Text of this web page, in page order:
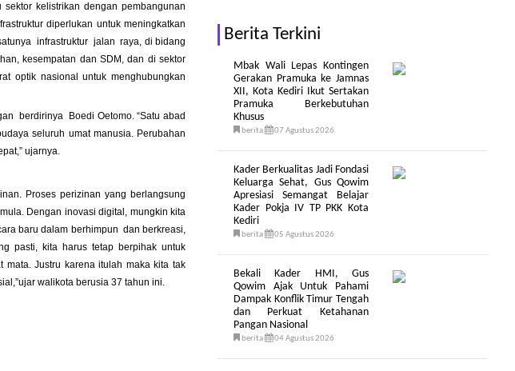
kelistrikan dengan pembangunan
diperlukan untuk meningkatkan
infrastruktur jalan raya, di bidang
kesempatan dan SDM, dan di sektor
optik nasional untuk menghubungkan
berdirinya Boedi Oetomo. “Satu abad
seluruh umat manusia. Perubahan
ujarnya.
Proses perizinan yang berlangsung
Dengan inovasi digital, mungkin kita
baru dalam berhimpun dan berkreasi,
pasti, kita harus tetap berpihak untuk
Justru karena itulah maka kita tak
walikota berusia 37 tahun ini.
Berita Terkini
Mbak Wali Lepas Kontingen
Gerakan Pramuka ke Jamnas
XII, Kota Kediri Ikut Sertakan
Pramuka Berkebutuhan
Khusus
berita 07 Agustus 2026
Kader Berkualitas Jadi Fondasi
Keluarga Sehat, Gus Qowim
Apresiasi Semangat Belajar
Kader Pokja IV TP PKK Kota
Kediri
berita 05 Agustus 2026
Bekali Kader HMI, Gus
Qowim Ajak Untuk Pahami
Dampak Konflik Timur Tengah
dan Perkuat Ketahanan
Pangan Nasional
berita 04 Agustus 2026